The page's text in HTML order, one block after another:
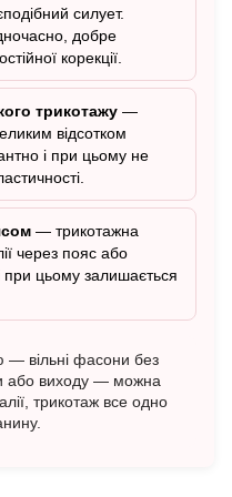
силует.
добре
корекції.
трикотажу —
відсотком
і при цьому не
— трикотажна
через пояс або
при цьому залишається
— вільні фасони без
або виходу — можна
трикотаж все одно